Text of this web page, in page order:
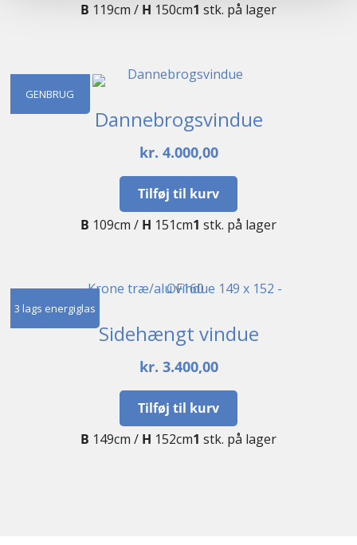
B 119cm / H 150cm1 stk. på lager
GENBRUG
Dannebrogsvindue
kr. 4.000,00
Tilføj til kurv
B 109cm / H 151cm1 stk. på lager
3 lags energiglas
Sidehængt vindue
kr. 3.400,00
Tilføj til kurv
B 149cm / H 152cm1 stk. på lager